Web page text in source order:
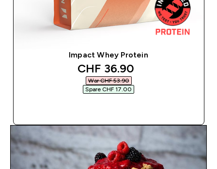
Impact Whey Protein
discounted price
CHF 36.90‎
War CHF 53.90‎
Spare CHF 17.00‎